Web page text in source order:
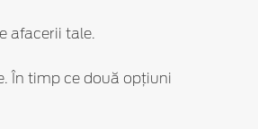
afacerii tale.
În timp ce două opțiuni